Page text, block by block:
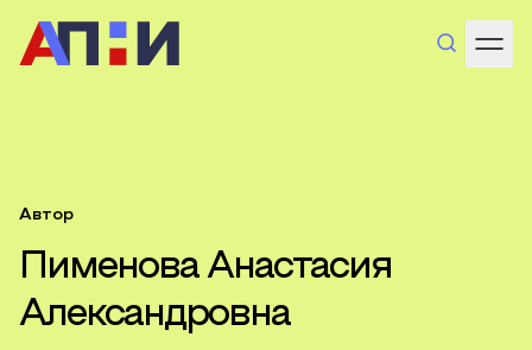
Автор
Пименова Анастасия
Александровна